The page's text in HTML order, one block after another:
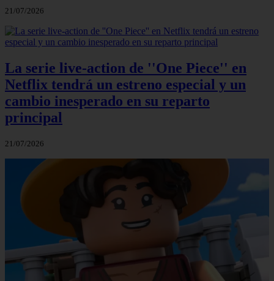
21/07/2026
La serie live-action de ''One Piece'' en
Netflix tendrá un estreno especial y un
cambio inesperado en su reparto
principal
21/07/2026